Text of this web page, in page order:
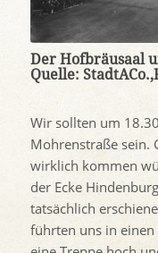
Der Hofbräusaal
Quelle:
Wir sollten um
Mohrenstraße sein.
wirklich kommen
der Ecke
tatsächlich
führten uns in einen